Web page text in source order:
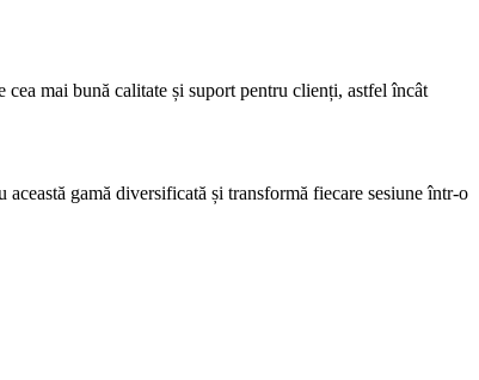
mai bună calitate și suport pentru clienți, astfel încât
gamă diversificată și transformă fiecare sesiune într-o